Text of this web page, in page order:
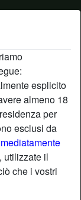
esplicito
almeno 18
per
esclusi da
utilizzate il
che i vostri